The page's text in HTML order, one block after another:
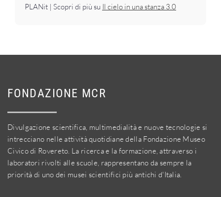
PLANit | Scopri di più su Il cielo in una stanza 3.0
FONDAZIONE MCR
Divulgazione scientifica, multimedialità e nuove tecnologie si
intrecciano nelle attività quotidiane della Fondazione Museo
Civico di Rovereto. La ricerca e la formazione, attraverso i
laboratori rivolti alle scuole, rappresentano da sempre la
priorità di uno dei musei scientifici più antichi d'Italia.